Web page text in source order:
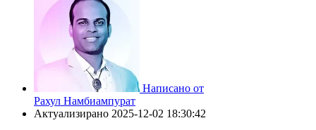
Написано от
Рахул Намбиампурат
Актуализирано 2025-12-02 18:30:42